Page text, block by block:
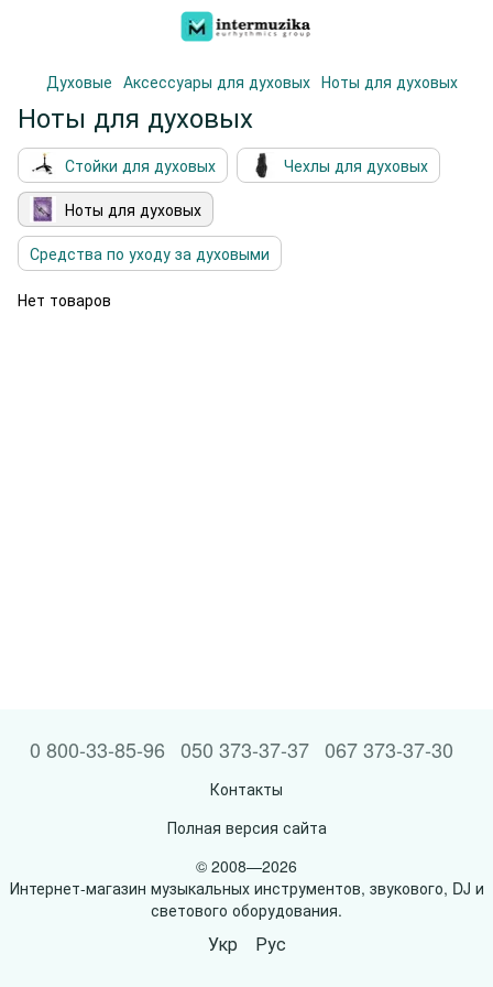
Духовые Аксессуары для духовых Ноты для духовых
Ноты для духовых
Стойки для духовых
Чехлы для духовых
Ноты для духовых
Средства по уходу за духовыми
Нет товаров
0 800-33-85-96 050 373-37-37 067 373-37-30
Контакты
Полная версия сайта
© 2008—2026
Интернет-магазин музыкальных инструментов, звукового, DJ и
светового оборудования.
Укр Рус